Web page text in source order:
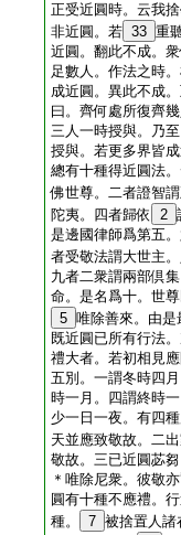
正受近圓時。云我
非近圓。若 33 重
近圓。翻此不成。
足數人。作法之時
成近圓。異此不成
曰。齊何處所復齊
三人一時授與。乃
授與。若更多界皆
總有十種得近圓法
佛世尊。二者證智
陀夷。四者歸依
2
是邊國律師爲第五
者受敬法謂大世主
九者二衆謂兩部倶
命。是名爲十。世
5 唯除善來。由是
既近圓已所有行法
禮大者。若初相見
五別。一謂冬時四
時一月。四謂終時
少一日一夜。有四
天並應致敬故。二
敬故。三已近圓苾
＊唯除尼衆。彼敬
圓有十種不應禮。
種。
7 被捨置人諸